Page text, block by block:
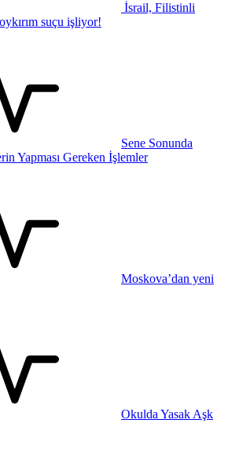
İsrail, Filistinli
suçu işliyor!
Sene Sonunda
Yapması Gereken İşlemler
Moskova’dan yeni
Okulda Yasak Aşk